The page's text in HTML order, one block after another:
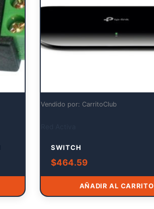
Vendido por: CarritoClub
SWITCH
$464.59
AÑADIR AL CARRITO